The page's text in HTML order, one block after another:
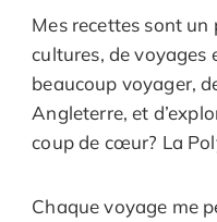
Mes recettes sont un
cultures, de voyages
beaucoup voyager,
Angleterre, et
coup de cœur? La
Chaque voyage me